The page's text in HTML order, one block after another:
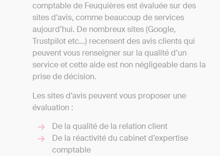
comptable de Feuquières est évaluée sur des
sites d’avis, comme beaucoup de services
aujourd’hui. De nombreux sites (Google,
Trustpilot etc...) recensent des avis clients qui
peuvent vous renseigner sur la qualité d’un
service et cette aide est non négligeable dans la
prise de décision.
Les sites d’avis peuvent vous proposer une
évaluation :
De la qualité de la relation client
De la réactivité du cabinet d’expertise
comptable